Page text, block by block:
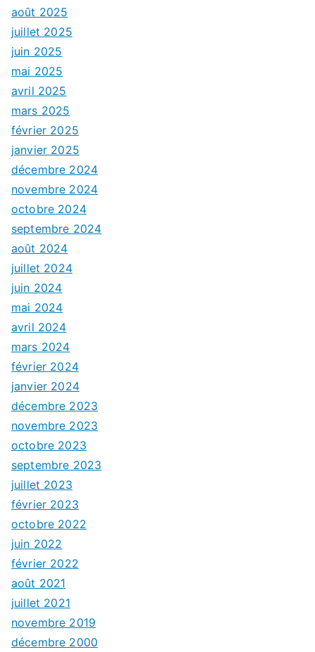
août 2025
juillet 2025
juin 2025
mai 2025
avril 2025
mars 2025
février 2025
janvier 2025
décembre 2024
novembre 2024
octobre 2024
septembre 2024
août 2024
juillet 2024
juin 2024
mai 2024
avril 2024
mars 2024
février 2024
janvier 2024
décembre 2023
novembre 2023
octobre 2023
septembre 2023
juillet 2023
février 2023
octobre 2022
juin 2022
février 2022
août 2021
juillet 2021
novembre 2019
décembre 2000